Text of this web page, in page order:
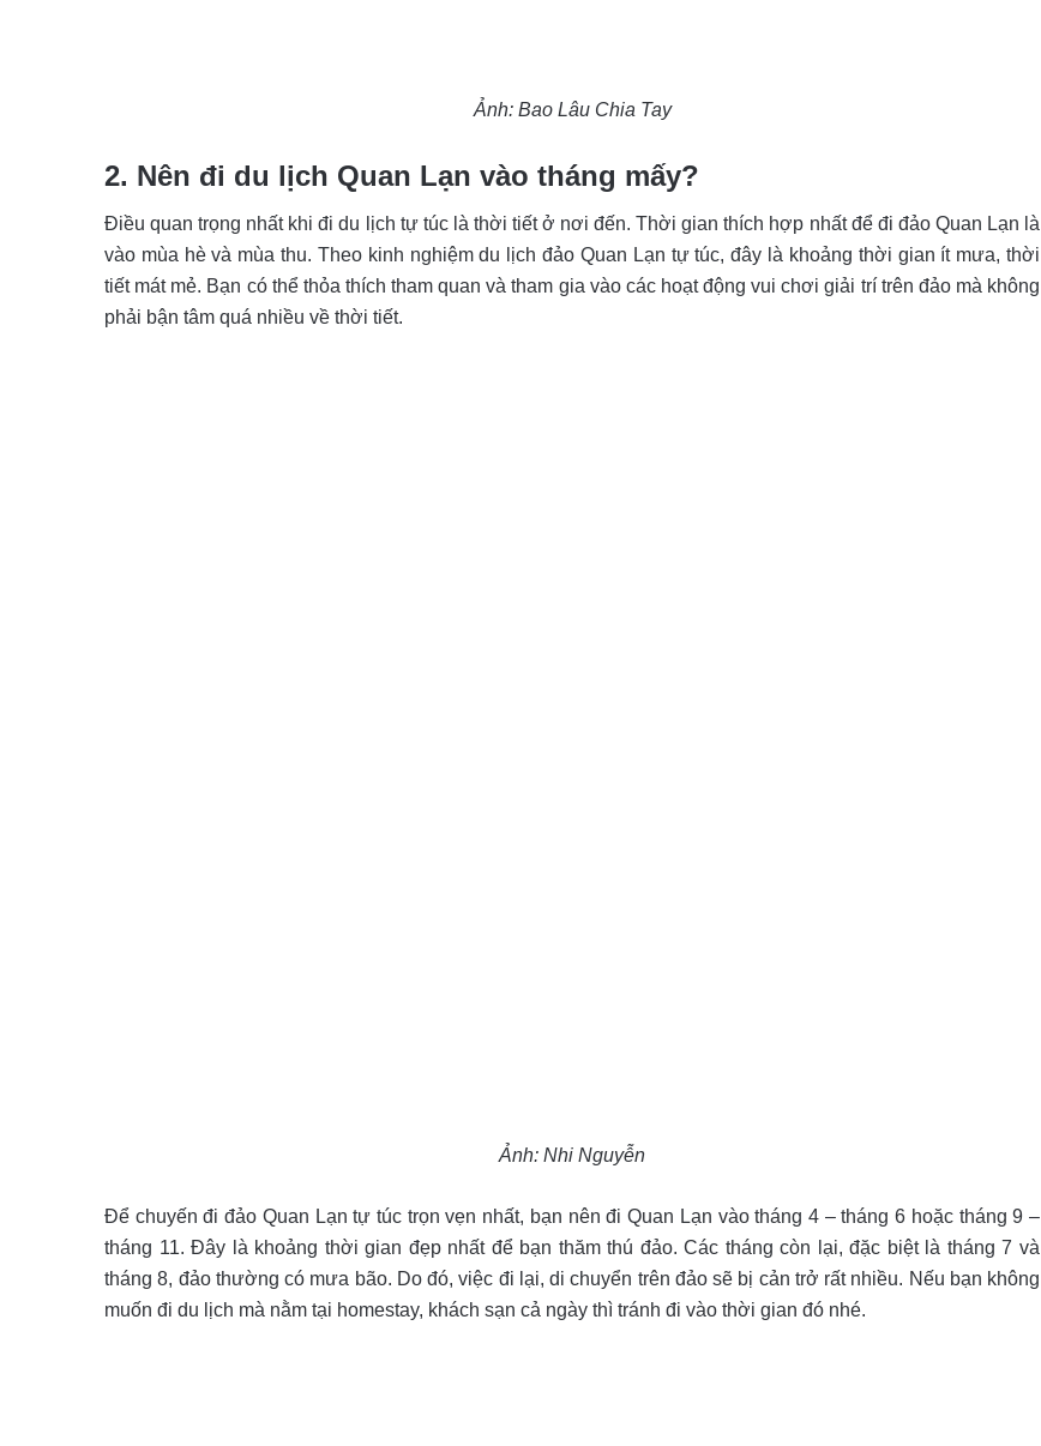
Ảnh: Bao Lâu Chia Tay
2. Nên đi du lịch Quan Lạn vào tháng mấy?
Điều quan trọng nhất khi đi du lịch tự túc là thời tiết ở nơi đến. Thời gian thích hợp nhất để đi đảo Quan Lạn là
vào mùa hè và mùa thu. Theo kinh nghiệm du lịch đảo Quan Lạn tự túc, đây là khoảng thời gian ít mưa, thời
tiết mát mẻ. Bạn có thể thỏa thích tham quan và tham gia vào các hoạt động vui chơi giải trí trên đảo mà không
phải bận tâm quá nhiều về thời tiết.
Ảnh: Nhi Nguyễn
Để chuyến đi đảo Quan Lạn tự túc trọn vẹn nhất, bạn nên đi Quan Lạn vào tháng 4 – tháng 6 hoặc tháng 9 –
tháng 11. Đây là khoảng thời gian đẹp nhất để bạn thăm thú đảo. Các tháng còn lại, đặc biệt là tháng 7 và
tháng 8, đảo thường có mưa bão. Do đó, việc đi lại, di chuyển trên đảo sẽ bị cản trở rất nhiều. Nếu bạn không
muốn đi du lịch mà nằm tại homestay, khách sạn cả ngày thì tránh đi vào thời gian đó nhé.